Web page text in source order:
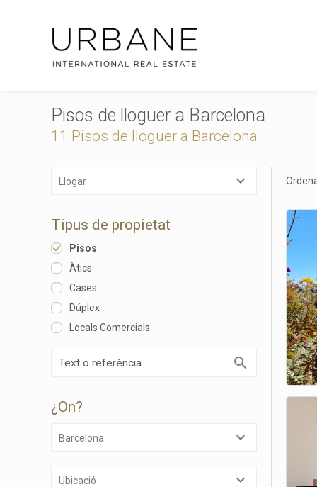
Pisos de lloguer a Barcelona
11 Pisos de lloguer a Barcelona
Llogar
Tipus de propietat
Pisos
Àtics
Cases
Dúplex
Locals Comercials
¿on?
Barcelona
Ubicació